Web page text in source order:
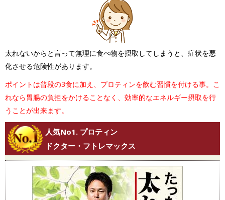
太れないからと言って無理に食べ物を摂取してしまうと、症状を悪
化させる危険性があります。
ポイントは普段の3食に加え、プロティンを飲む習慣を付ける事。こ
れなら胃腸の負担をかけることなく、効率的なエネルギー摂取を行
うことが出来ます。
人気No1. プロティン
ドクター・フトレマックス